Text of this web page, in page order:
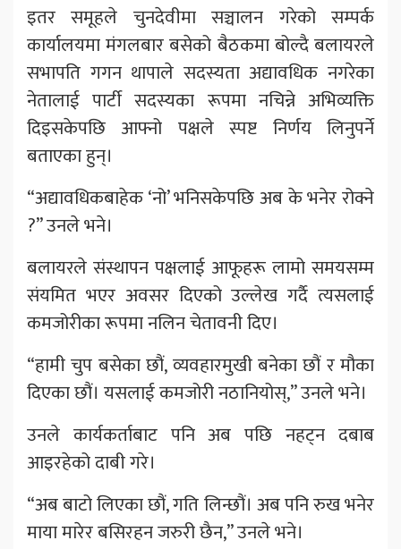
इतर समूहले चुनदेवीमा सञ्चालन गरेको सम्पर्क
कार्यालयमा मंगलबार बसेको बैठकमा बोल्दै बलायरले
सभापति गगन थापाले सदस्यता अद्यावधिक नगरेका
नेतालाई पार्टी सदस्यका रूपमा नचिन्ने अभिव्यक्ति
दिइसकेपछि आफ्नो पक्षले स्पष्ट निर्णय लिनुपर्ने
बताएका हुन्।
“अद्यावधिकबाहेक ‘नो’ भनिसकेपछि अब के भनेर रोक्ने
?” उनले भने।
बलायरले संस्थापन पक्षलाई आफूहरू लामो समयसम्म
संयमित भएर अवसर दिएको उल्लेख गर्दै त्यसलाई
कमजोरीका रूपमा नलिन चेतावनी दिए।
“हामी चुप बसेका छौं, व्यवहारमुखी बनेका छौं र मौका
दिएका छौं। यसलाई कमजोरी नठानियोस्,” उनले भने।
उनले कार्यकर्ताबाट पनि अब पछि नहट्न दबाब
आइरहेको दाबी गरे।
“अब बाटो लिएका छौं, गति लिन्छौं। अब पनि रुख भनेर
माया मारेर बसिरहन जरुरी छैन,” उनले भने।